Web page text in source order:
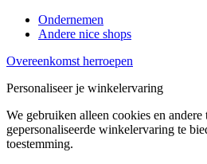
Ondernemen
Andere nice shops
Overeenkomst herroepen
Personaliseer je winkelervaring
We gebruiken alleen cookies en
gepersonaliseerde winkelervaring te
toestemming.